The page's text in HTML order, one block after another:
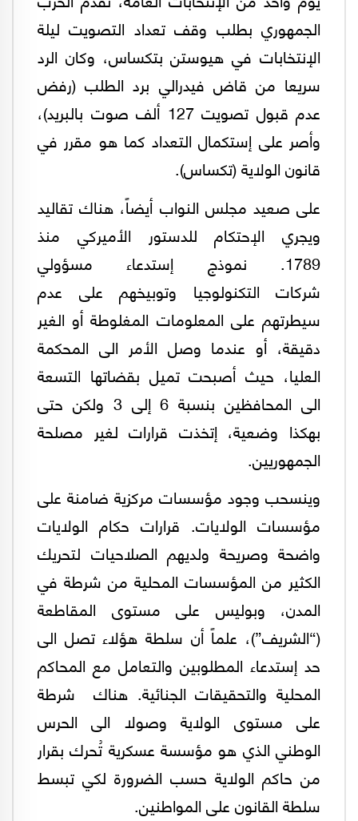
الجمهوري بطلب وقف تعداد التصويت ليلة
الإنتخابات في هيوستن بتكساس، وكان الرد
سريعا من قاض فيدرالي برد الطلب (رفض
عدم قبول تصويت 127 ألف صوت بالبريد)،
وأصر على إستكمال التعداد كما هو مقرر في
قانون الولاية (تكساس).
على صعيد مجلس النواب أيضاً، هناك تقاليد
ويجري الإحتكام للدستور الأميركي منذ
1789. نموذج إستدعاء مسؤولي
شركات التكنولوجيا وتوبيخهم على عدم
سيطرتهم على المعلومات المغلوطة أو الغير
دقيقة، أو عندما وصل الأمر الى المحكمة
العليا، حيث أصبحت تميل بقضاتها التسعة
الى المحافظين بنسبة 6 إلى 3 ولكن حتى
بهكذا وضعية، إتخذت قرارات لغير مصلحة
الجمهوريين.
وينسحب وجود مؤسسات مركزية ضامنة على
مؤسسات الولايات. قرارات حكام الولايات
واضحة وصريحة ولديهم الصلاحيات لتحريك
الكثير من المؤسسات المحلية من شرطة في
المدن، وبوليس على مستوى المقاطعة
(“الشريف”)، علماً أن سلطة هؤلاء تصل الى
حد إستدعاء المطلوبين والتعامل مع المحاكم
المحلية والتحقيقات الجنائية. هناك شرطة
على مستوى الولاية وصولا الى الحرس
الوطني الذي هو مؤسسة عسكرية تُحرك بقرار
من حاكم الولاية حسب الضرورة لكي تبسط
سلطة القانون على المواطنين.